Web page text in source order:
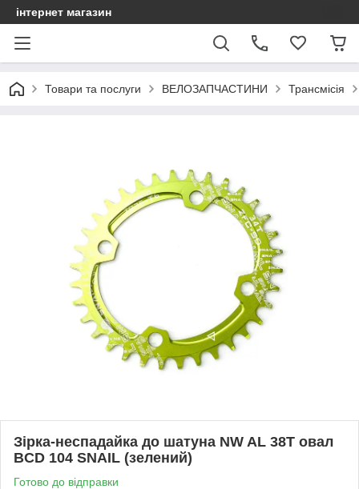
інтернет магазин
Товари та послуги ВЕЛОЗАПЧАСТИНИ Трансмісія
Зірка-неспадайка до шатуна NW AL 38T овал
BCD 104 SNAIL (зелений)
Готово до відправки